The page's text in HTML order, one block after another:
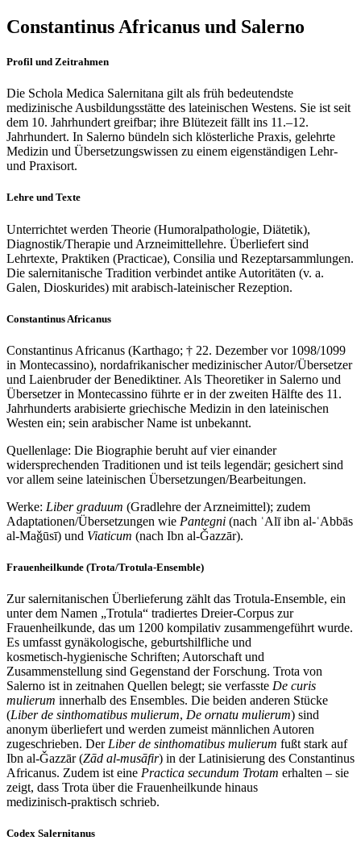
Constantinus Africanus und Salerno
Profil und Zeitrahmen
Die Schola Medica Salernitana gilt als früh bedeutendste
medizinische Ausbildungsstätte des lateinischen Westens. Sie ist seit
dem 10. Jahrhundert greifbar; ihre Blütezeit fällt ins 11.–12.
Jahrhundert. In Salerno bündeln sich klösterliche Praxis, gelehrte
Medizin und Übersetzungswissen zu einem eigenständigen Lehr‑
und Praxisort.
Lehre und Texte
Unterrichtet werden Theorie (Humoralpathologie, Diätetik),
Diagnostik/Therapie und Arzneimittellehre. Überliefert sind
Lehrtexte, Praktiken (Practicae), Consilia und Rezeptarsammlungen.
Die salernitanische Tradition verbindet antike Autoritäten (v. a.
Galen, Dioskurides) mit arabisch‑lateinischer Rezeption.
Constantinus Africanus
Constantinus Africanus (Karthago; † 22. Dezember vor 1098/1099
in Montecassino), nordafrikanischer medizinischer Autor/Übersetzer
und Laienbruder der Benediktiner. Als Theoretiker in Salerno und
Übersetzer in Montecassino führte er in der zweiten Hälfte des 11.
Jahrhunderts arabisierte griechische Medizin in den lateinischen
Westen ein; sein arabischer Name ist unbekannt.
Quellenlage: Die Biographie beruht auf vier einander
widersprechenden Traditionen und ist teils legendär; gesichert sind
vor allem seine lateinischen Übersetzungen/Bearbeitungen.
Werke: Liber graduum (Gradlehre der Arzneimittel); zudem
Adaptationen/Übersetzungen wie Pantegni (nach ʿAlī ibn al‑ʿAbbās
al‑Maǧūsī) und Viaticum (nach Ibn al‑Ǧazzār).
Frauenheilkunde (Trota/Trotula‑Ensemble)
Zur salernitanischen Überlieferung zählt das Trotula‑Ensemble, ein
unter dem Namen „Trotula“ tradiertes Dreier‑Corpus zur
Frauenheilkunde, das um 1200 kompilativ zusammengeführt wurde.
Es umfasst gynäkologische, geburtshilfliche und
kosmetisch‑hygienische Schriften; Autorschaft und
Zusammenstellung sind Gegenstand der Forschung. Trota von
Salerno ist in zeitnahen Quellen belegt; sie verfasste De curis
mulierum innerhalb des Ensembles. Die beiden anderen Stücke
(Liber de sinthomatibus mulierum, De ornatu mulierum) sind
anonym überliefert und werden zumeist männlichen Autoren
zugeschrieben. Der Liber de sinthomatibus mulierum fußt stark auf
Ibn al‑Ǧazzār (Zād al‑musāfir) in der Latinisierung des Constantinus
Africanus. Zudem ist eine Practica secundum Trotam erhalten – sie
zeigt, dass Trota über die Frauenheilkunde hinaus
medizinisch‑praktisch schrieb.
Codex Salernitanus